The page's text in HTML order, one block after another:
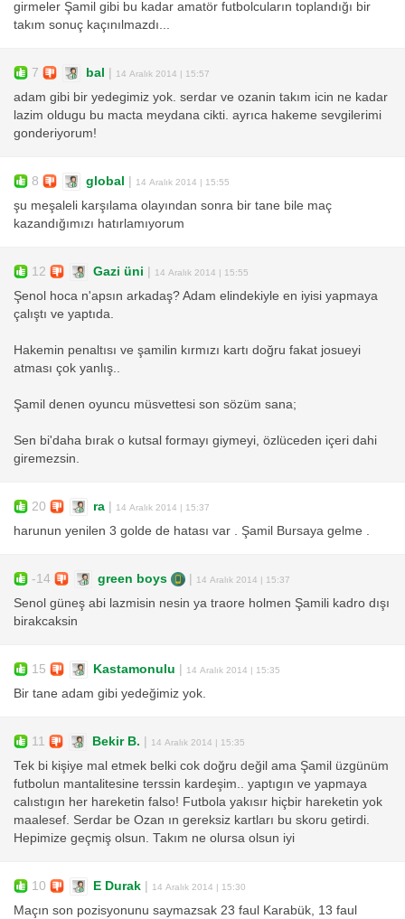
girmeler Şamil gibi bu kadar amatör futbolcuların toplandığı bir
takım sonuç kaçınılmazdı...
7 bal | 14 Aralık 2014 | 15:57
adam gibi bir yedegimiz yok. serdar ve ozanin takım icin ne kadar
lazim oldugu bu macta meydana cikti. ayrıca hakeme sevgilerimi
gonderiyorum!
8 global | 14 Aralık 2014 | 15:55
şu meşaleli karşılama olayından sonra bir tane bile maç
kazandığımızı hatırlamıyorum
12 Gazi üni | 14 Aralık 2014 | 15:55
Şenol hoca n'apsın arkadaş? Adam elindekiyle en iyisi yapmaya
çalıştı ve yaptıda.
Hakemin penaltısı ve şamilin kırmızı kartı doğru fakat josueyi
atması çok yanlış..
Şamil denen oyuncu müsvettesi son sözüm sana;
Sen bi'daha bırak o kutsal formayı giymeyi, özlüceden içeri dahi
giremezsin.
20 ra | 14 Aralık 2014 | 15:37
harunun yenilen 3 golde de hatası var . Şamil Bursaya gelme .
-14 green boys | 14 Aralık 2014 | 15:37
Senol güneş abi lazmisin nesin ya traore holmen Şamili kadro dışı
birakcaksin
15 Kastamonulu | 14 Aralık 2014 | 15:35
Bir tane adam gibi yedeğimiz yok.
11 Bekir B. | 14 Aralık 2014 | 15:35
Tek bi kişiye mal etmek belki cok doğru değil ama Şamil üzgünüm
futbolun mantalitesine terssin kardeşim.. yaptıgın ve yapmaya
calıstıgın her hareketin falso! Futbola yakısır hiçbir hareketin yok
maalesef. Serdar be Ozan ın gereksiz kartları bu skoru getirdi.
Hepimize geçmiş olsun. Takım ne olursa olsun iyi
10 E Durak | 14 Aralık 2014 | 15:30
Maçın son pozisyonunu saymazsak 23 faul Karabük, 13 faul